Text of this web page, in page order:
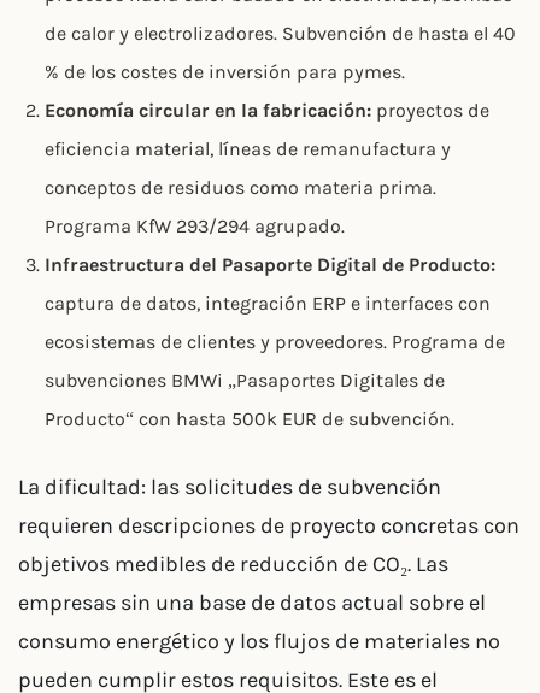
de calor y electrolizadores. Subvención de hasta el 40
% de los costes de inversión para pymes.
Economía circular en la fabricación: proyectos de
eficiencia material, líneas de remanufactura y
conceptos de residuos como materia prima.
Programa KfW 293/294 agrupado.
Infraestructura del Pasaporte Digital de Producto:
captura de datos, integración ERP e interfaces con
ecosistemas de clientes y proveedores. Programa de
subvenciones BMWi „Pasaportes Digitales de
Producto“ con hasta 500k EUR de subvención.
La dificultad: las solicitudes de subvención
requieren descripciones de proyecto concretas con
objetivos medibles de reducción de CO₂. Las
empresas sin una base de datos actual sobre el
consumo energético y los flujos de materiales no
pueden cumplir estos requisitos. Este es el